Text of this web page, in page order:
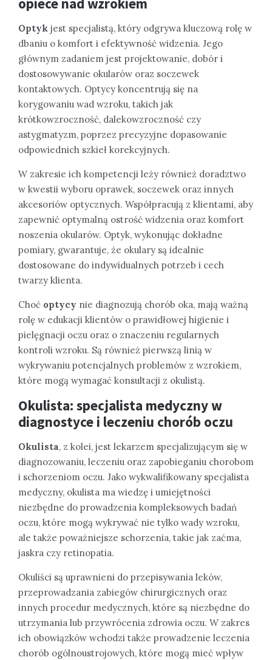
Optyk jest specjalistą, który odgrywa kluczową rolę w
dbaniu o komfort i efektywność widzenia. Jego
głównym zadaniem jest projektowanie, dobór i
dostosowywanie okularów oraz soczewek
kontaktowych. Optycy koncentrują się na
korygowaniu wad wzroku, takich jak
krótkowzroczność, dalekowzroczność czy
astygmatyzm, poprzez precyzyjne dopasowanie
odpowiednich szkieł korekcyjnych.
W zakresie ich kompetencji leży również doradztwo
w kwestii wyboru oprawek, soczewek oraz innych
akcesoriów optycznych. Współpracują z klientami, aby
zapewnić optymalną ostrość widzenia oraz komfort
noszenia okularów. Optyk, wykonując dokładne
pomiary, gwarantuje, że okulary są idealnie
dostosowane do indywidualnych potrzeb i cech
twarzy klienta.
Choć optycy nie diagnozują chorób oka, mają ważną
rolę w edukacji klientów o prawidłowej higienie i
pielęgnacji oczu oraz o znaczeniu regularnych
kontroli wzroku. Są również pierwszą linią w
wykrywaniu potencjalnych problemów z wzrokiem,
które mogą wymagać konsultacji z okulistą.
Okulista: specjalista medyczny w
diagnostyce i leczeniu chorób oczu
Okulista, z kolei, jest lekarzem specjalizującym się w
diagnozowaniu, leczeniu oraz zapobieganiu chorobom
i schorzeniom oczu. Jako wykwalifikowany specjalista
medyczny, okulista ma wiedzę i umiejętności
niezbędne do prowadzenia kompleksowych badań
oczu, które mogą wykrywać nie tylko wady wzroku,
ale także poważniejsze schorzenia, takie jak zaćma,
jaskra czy retinopatia.
Okuliści są uprawnieni do przepisywania leków,
przeprowadzania zabiegów chirurgicznych oraz
innych procedur medycznych, które są niezbędne do
utrzymania lub przywrócenia zdrowia oczu. W zakres
ich obowiązków wchodzi także prowadzenie leczenia
chorób ogólnoustrojowych, które mogą mieć wpływ